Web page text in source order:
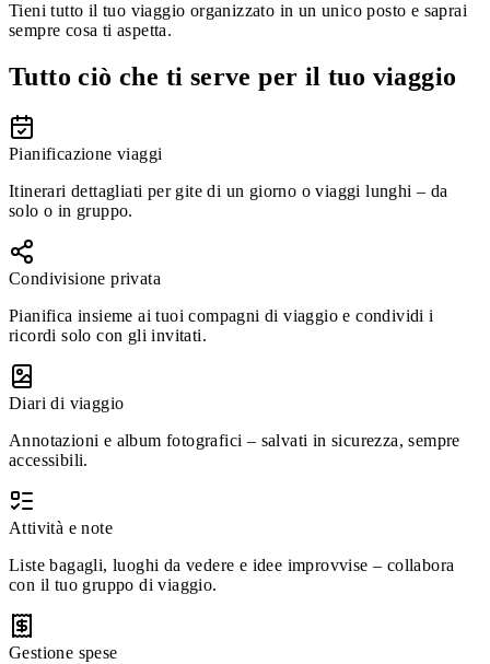
Tieni tutto il tuo viaggio organizzato in un unico posto e saprai
sempre cosa ti aspetta.
Tutto ciò che ti serve per il tuo viaggio
Pianificazione viaggi
Itinerari dettagliati per gite di un giorno o viaggi lunghi – da
solo o in gruppo.
Condivisione privata
Pianifica insieme ai tuoi compagni di viaggio e condividi i
ricordi solo con gli invitati.
Diari di viaggio
Annotazioni e album fotografici – salvati in sicurezza, sempre
accessibili.
Attività e note
Liste bagagli, luoghi da vedere e idee improvvise – collabora
con il tuo gruppo di viaggio.
Gestione spese